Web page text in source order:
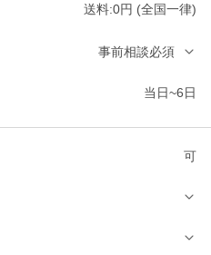
送料:0円 (全国一律)
事前相談必須
当日~6日
可